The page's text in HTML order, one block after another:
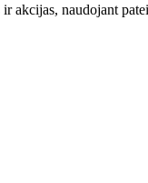
akcijas, naudojant